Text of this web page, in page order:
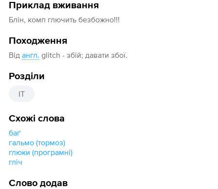
Приклад вживання
Блін, комп глючить безбожно!!!
Походження
Від англ. glitch - збій; давати збої.
Розділи
IT
Схожі слова
баґ
гальмо (тормоз)
глюки (програмні)
гліч
Слово додав